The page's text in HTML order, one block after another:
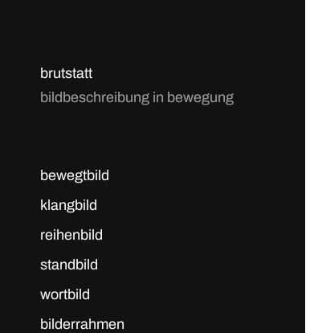
brutstatt
bildbeschreibung in bewegung
bewegtbild
klangbild
reihenbild
standbild
wortbild
bilderrahmen